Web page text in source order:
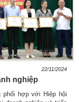
22/11/2024
nghiệp
phối hợp với Hiệp hội